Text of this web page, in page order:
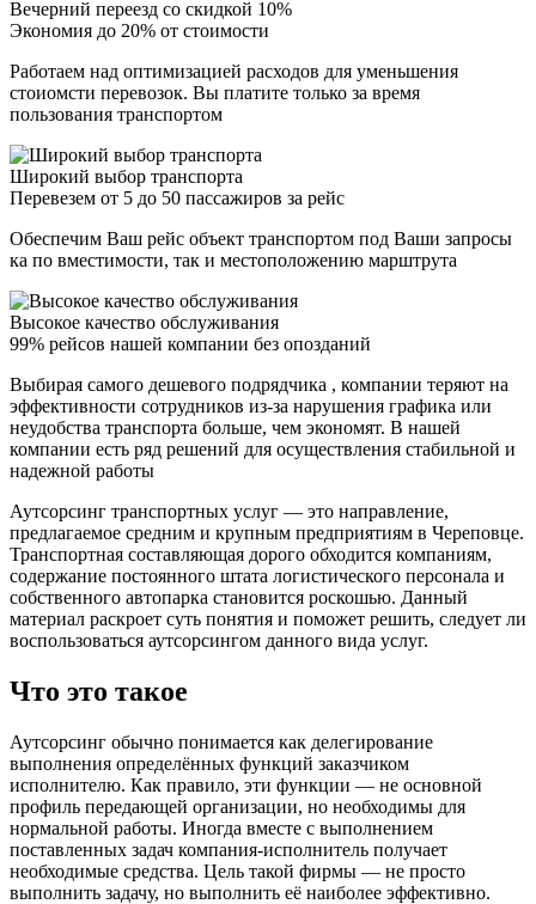
Вечерний переезд со скидкой 10%
Экономия до 20% от стоимости
Работаем над оптимизацией расходов для уменьшения
стоиомсти перевозок. Вы платите только за время
пользования транспортом
Широкий выбор транспорта
Перевезем от 5 до 50 пассажиров за рейс
Обеспечим Ваш рейс объект транспортом под Ваши запросы
ка по вместимости, так и местоположению марштрута
Высокое качество обслуживания
99% рейсов нашей компании без опозданий
Выбирая самого дешевого подрядчика , компании теряют на
эффективности сотрудников из-за нарушения графика или
неудобства транспорта больше, чем экономят. В нашей
компании есть ряд решений для осуществления стабильной и
надежной работы
Аутсорсинг транспортных услуг — это направление,
предлагаемое средним и крупным предприятиям в Череповце.
Транспортная составляющая дорого обходится компаниям,
содержание постоянного штата логистического персонала и
собственного автопарка становится роскошью. Данный
материал раскроет суть понятия и поможет решить, следует ли
воспользоваться аутсорсингом данного вида услуг.
Что это такое
Аутсорсинг обычно понимается как делегирование
выполнения определённых функций заказчиком
исполнителю. Как правило, эти функции — не основной
профиль передающей организации, но необходимы для
нормальной работы. Иногда вместе с выполнением
поставленных задач компания-исполнитель получает
необходимые средства. Цель такой фирмы — не просто
выполнить задачу, но выполнить её наиболее эффективно.